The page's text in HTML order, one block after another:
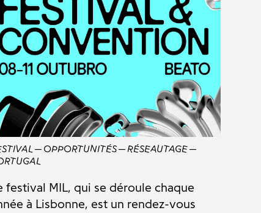
OPPORTUNITÉS
RÉSEAUTAGE
festival MIL, qui se déroule chaque
à Lisbonne, est un rendez-vous